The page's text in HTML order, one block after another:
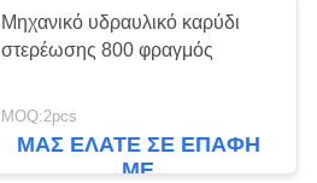
Μηχανικό υδραυλικό καρύδι
στερέωσης 800 φραγμός
MOQ:2pcs
ΜΑΣ ΕΛΆΤΕ ΣΕ ΕΠΑΦΉ
ΜΕ